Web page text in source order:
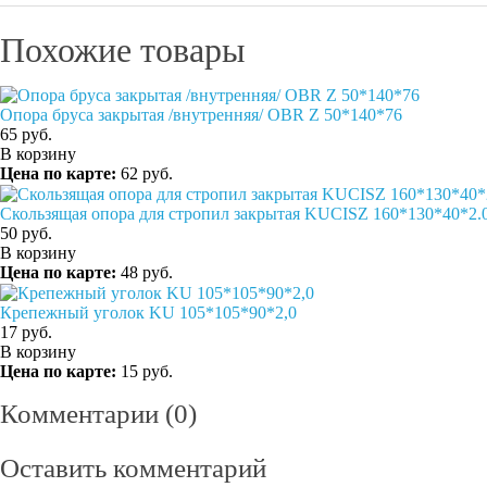
Похожие товары
Опора бруса закрытая /внутренняя/ OBR Z 50*140*76
65 руб.
В корзину
Цена по карте: 62 руб.
Скользящая опора для стропил закрытая KUCISZ
50 руб.
В корзину
Цена по карте: 48 руб.
Крепежный уголок KU 105*105*90*2,0
17 руб.
В корзину
Цена по карте: 15 руб.
Комментарии (0)
Оставить комментарий